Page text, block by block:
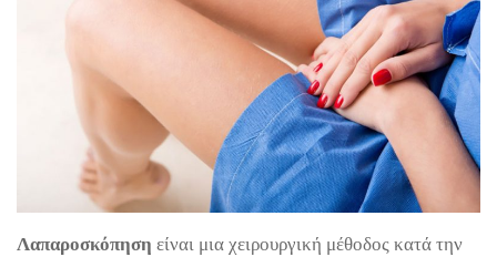
Λαπαροσκόπηση είναι μια χειρουργική μέθοδος κατά την